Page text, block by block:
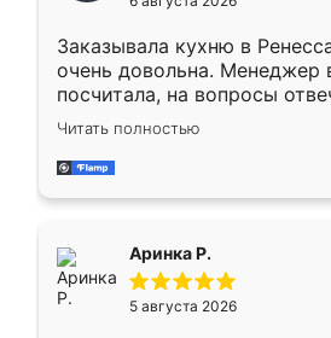
мебели буду заказывать
Заказывала кухню в
очень довольна. Менеджер
посчитала, на вопросы
Замерщик приехал в
делу со всей
за день, ребята работали
Читать полностью
Аринка Р.
5 августа 2026